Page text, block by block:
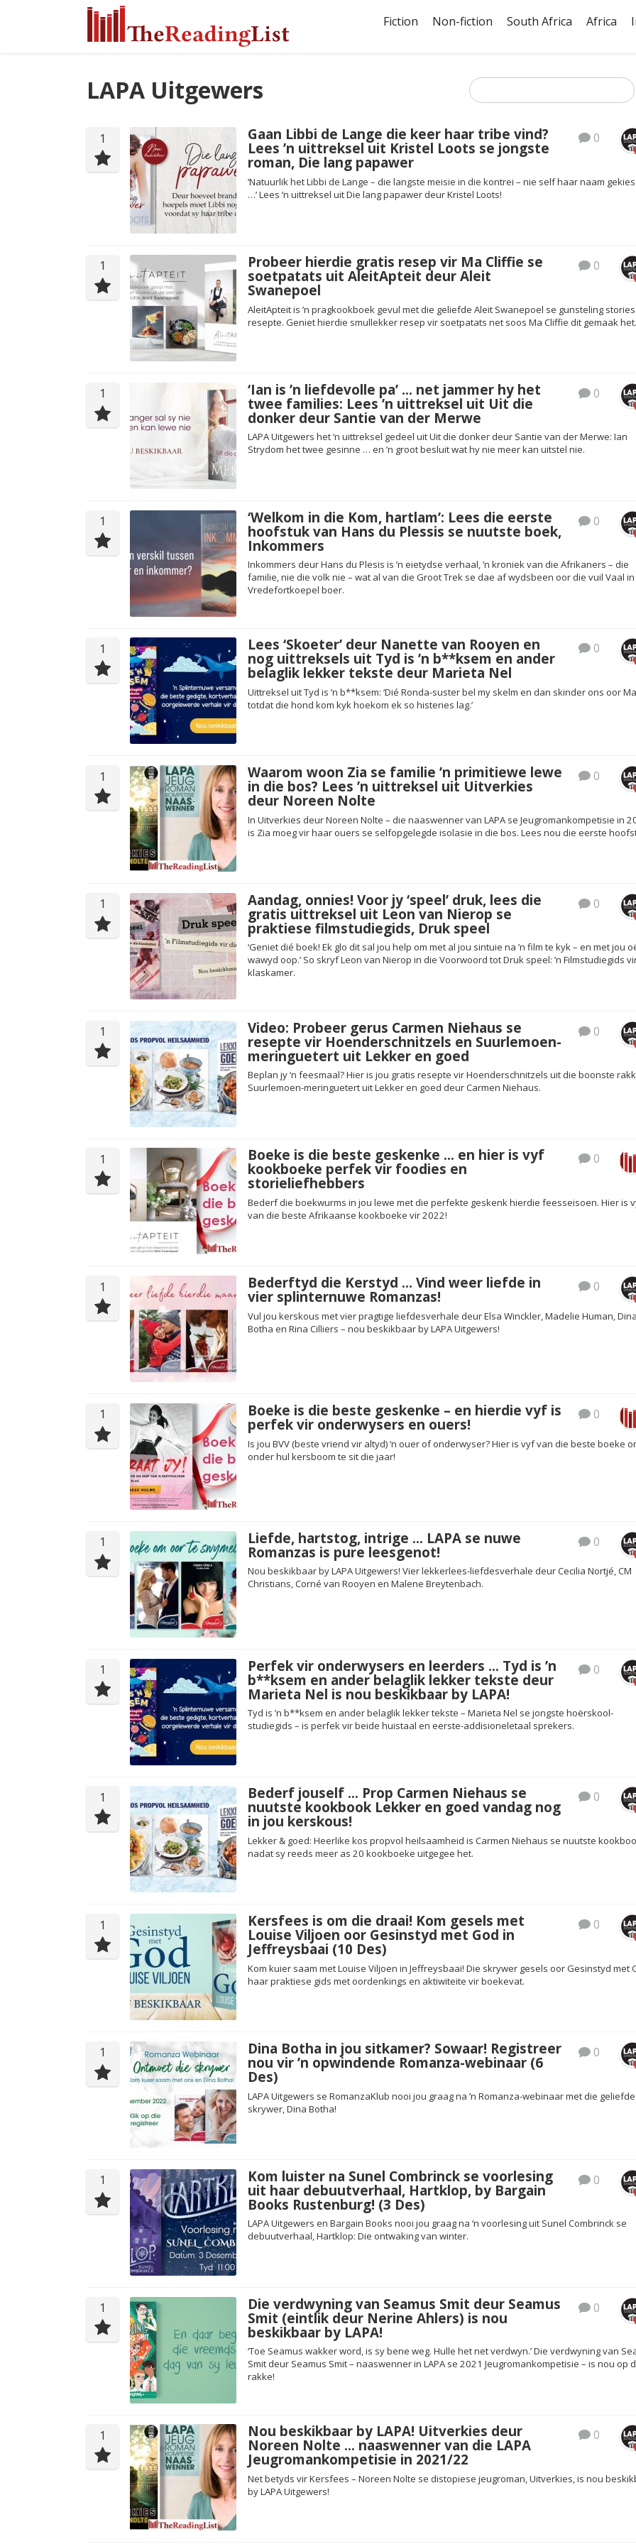
Fiction Non-fiction South Africa Africa
LAPA Uitgewers
1 0
Gaan Libbi de Lange die keer haar tribe vind?
Lees ’n uittreksel uit Kristel Loots se jongste
roman, Die lang papawer
‘Natuurlik het Libbi de Lange – die langste meisie in die kontrei – nie self haar naam
…’ Lees ’n uittreksel uit Die lang papawer deur Kristel Loots!
1 0
Probeer hierdie gratis resep vir Ma Cliffie se
soetpatats uit AleitApteit deur Aleit
Swanepoel
AleitApteit is ’n pragkookboek gevul met die geliefde Aleit Swanepoel se gunsteling
resepte. Geniet hierdie smullekker resep vir soetpatats net soos Ma Cliffie dit gemaak het.
1 0
‘Ian is ’n liefdevolle pa’ … net jammer hy het
twee families: Lees ’n uittreksel uit Uit die
donker deur Santie van der Merwe
LAPA Uitgewers het ’n uittreksel gedeel uit Uit die donker deur Santie van der Merwe: Ian
Strydom het twee gesinne … en ’n groot besluit wat hy nie meer kan uitstel nie.
1 0
‘Welkom in die Kom, hartlam’: Lees die eerste
hoofstuk van Hans du Plessis se nuutste boek,
Inkommers
Inkommers deur Hans du Plesis is ’n eietydse verhaal, ’n kroniek van die Afrikaners – die
familie, nie die volk nie – wat al van die Groot Trek se dae af wydsbeen oor die vuil Vaal
Vredefortkoepel boer.
1 0
Lees ‘Skoeter’ deur Nanette van Rooyen en
nog uittreksels uit Tyd is ’n b**ksem en ander
belaglik lekker tekste deur Marieta Nel
Uittreksel uit Tyd is ’n b**ksem: ‘Dié Ronda-suster bel my skelm en dan skinder ons oor Ma
totdat die hond kom kyk hoekom ek so histeries lag.’
1 0
Waarom woon Zia se familie ’n primitiewe lewe
in die bos? Lees ’n uittreksel uit Uitverkies
deur Noreen Nolte
In Uitverkies deur Noreen Nolte – die naaswenner van LAPA se Jeugromankompetisie in
is Zia moeg vir haar ouers se selfopgelegde isolasie in die bos. Lees nou die eerste
1 0
Aandag, onnies! Voor jy ‘speel’ druk, lees die
gratis uittreksel uit Leon van Nierop se
praktiese filmstudiegids, Druk speel
‘Geniet dié boek! Ek glo dit sal jou help om met al jou sintuie na ’n film te kyk – en met jou
wawyd oop.’ So skryf Leon van Nierop in die Voorwoord tot Druk speel: ’n Filmstudiegids
klaskamer.
1 0
Video: Probeer gerus Carmen Niehaus se
resepte vir Hoenderschnitzels en Suurlemoen-
meringuetert uit Lekker en goed
Beplan jy ‘n feesmaal? Hier is jou gratis resepte vir Hoenderschnitzels uit die boonste
Suurlemoen-meringuetert uit Lekker en goed deur Carmen Niehaus.
1 0
Boeke is die beste geskenke … en hier is vyf
kookboeke perfek vir foodies en
storieliefhebbers
Bederf die boekwurms in jou lewe met die perfekte geskenk hierdie feesseisoen. Hier is
van die beste Afrikaanse kookboeke vir 2022!
1 0
Bederftyd die Kerstyd … Vind weer liefde in
vier splinternuwe Romanzas!
Vul jou kerskous met vier pragtige liefdesverhale deur Elsa Winckler, Madelie Human, Dina
Botha en Rina Cilliers – nou beskikbaar by LAPA Uitgewers!
1 0
Boeke is die beste geskenke – en hierdie vyf is
perfek vir onderwysers en ouers!
Is jou BVV (beste vriend vir altyd) ‘n ouer of onderwyser? Hier is vyf van die beste boeke
onder hul kersboom te sit die jaar!
1 0
Liefde, hartstog, intrige … LAPA se nuwe
Romanzas is pure leesgenot!
Nou beskikbaar by LAPA Uitgewers! Vier lekkerlees-liefdesverhale deur Cecilia Nortjé, CM
Christians, Corné van Rooyen en Malene Breytenbach.
1 0
Perfek vir onderwysers en leerders … Tyd is ’n
b**ksem en ander belaglik lekker tekste deur
Marieta Nel is nou beskikbaar by LAPA!
Tyd is ’n b**ksem en ander belaglik lekker tekste – Marieta Nel se jongste hoërskool-
studiegids – is perfek vir beide huistaal en eerste-addisioneletaal sprekers.
1 0
Bederf jouself … Prop Carmen Niehaus se
nuutste kookbook Lekker en goed vandag nog
in jou kerskous!
Lekker & goed: Heerlike kos propvol heilsaamheid is Carmen Niehaus se nuutste
nadat sy reeds meer as 20 kookboeke uitgegee het.
1 0
Kersfees is om die draai! Kom gesels met
Louise Viljoen oor Gesinstyd met God in
Jeffreysbaai (10 Des)
Kom kuier saam met Louise Viljoen in Jeffreysbaai! Die skrywer gesels oor Gesinstyd met
haar praktiese gids met oordenkings en aktiwiteite vir boekevat.
1 0
Dina Botha in jou sitkamer? Sowaar! Registreer
nou vir ’n opwindende Romanza-webinaar (6
Des)
LAPA Uitgewers se RomanzaKlub nooi jou graag na ’n Romanza-webinaar met die geliefde
skrywer, Dina Botha!
1 0
Kom luister na Sunel Combrinck se voorlesing
uit haar debuutverhaal, Hartklop, by Bargain
Books Rustenburg! (3 Des)
LAPA Uitgewers en Bargain Books nooi jou graag na ‘n voorlesing uit Sunel Combrinck se
debuutverhaal, Hartklop: Die ontwaking van winter.
1 0
Die verdwyning van Seamus Smit deur Seamus
Smit (eintlik deur Nerine Ahlers) is nou
beskikbaar by LAPA!
‘Toe Seamus wakker word, is sy bene weg. Hulle het net verdwyn.’ Die verdwyning van
Smit deur Seamus Smit – naaswenner in LAPA se 2021 Jeugromankompetisie – is nou op
rakke!
1 0
Nou beskikbaar by LAPA! Uitverkies deur
Noreen Nolte … naaswenner van die LAPA
Jeugromankompetisie in 2021/22
Net betyds vir Kersfees – Noreen Nolte se distopiese jeugroman, Uitverkies, is nou
by LAPA Uitgewers!